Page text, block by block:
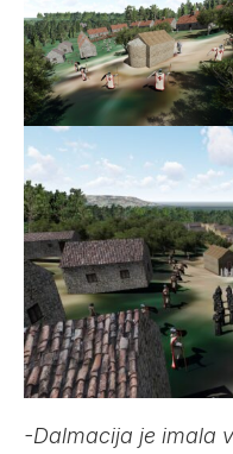
-Dalmacija je imala